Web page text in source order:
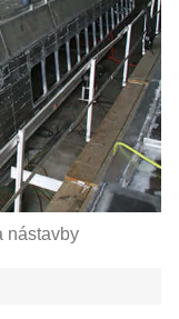
nástavby